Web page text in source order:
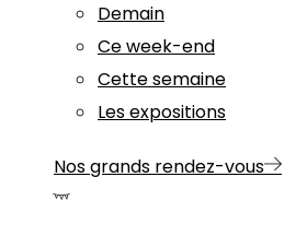
Demain
Ce week-end
Cette semaine
Les expositions
Nos grands rendez-vous